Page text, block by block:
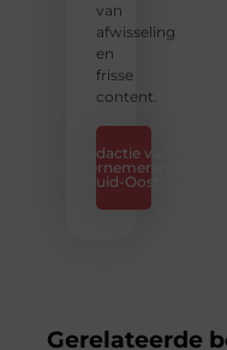
van
afwisseling
en
frisse
content.
Redactie van
Ondernemershuis
Zuid-Oost
Gerelateerde